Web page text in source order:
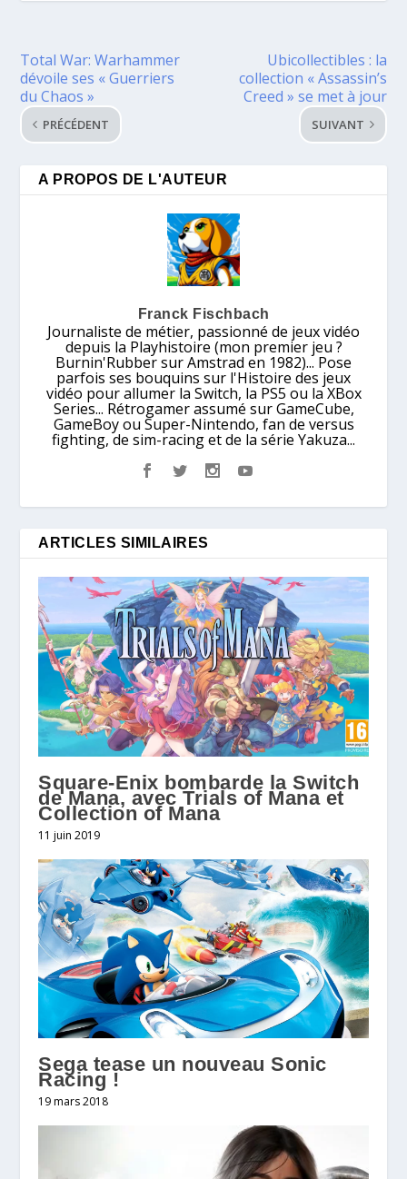
Total War: Warhammer
dévoile ses « Guerriers
du Chaos »
PRÉCÉDENT
Ubicollectibles : la
collection « Assassin’s
Creed » se met à jour
SUIVANT
A PROPOS DE L'AUTEUR
Franck Fischbach
Journaliste de métier, passionné de jeux vidéo
depuis la Playhistoire (mon premier jeu ?
Burnin'Rubber sur Amstrad en 1982)... Pose
parfois ses bouquins sur l'Histoire des jeux
vidéo pour allumer la Switch, la PS5 ou la XBox
Series... Rétrogamer assumé sur GameCube,
GameBoy ou Super-Nintendo, fan de versus
fighting, de sim-racing et de la série Yakuza...
ARTICLES SIMILAIRES
Square-Enix bombarde la Switch
de Mana, avec Trials of Mana et
Collection of Mana
11 juin 2019
Sega tease un nouveau Sonic
Racing !
19 mars 2018